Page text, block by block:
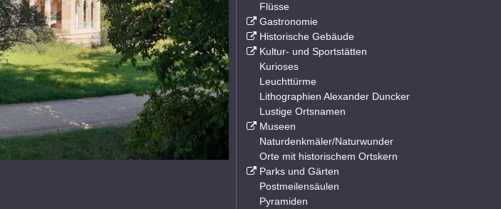
Flüsse
Gastronomie
Historische Gebäude
Kultur- und Sportstätten
Kurioses
Leuchttürme
Lithographien Alexander Duncker
Lustige Ortsnamen
Museen
Naturdenkmäler/Naturwunder
Orte mit historischem Ortskern
Parks und Gärten
Postmeilensäulen
Pyramiden